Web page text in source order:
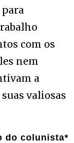
com os
nem
a
valiosas
do colunista*